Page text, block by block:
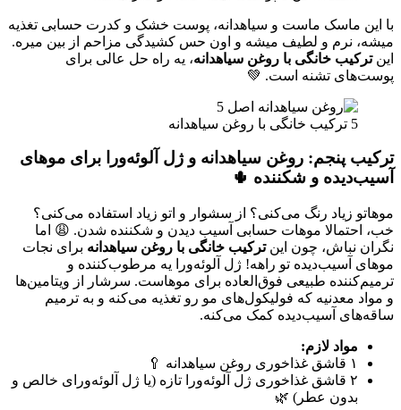
با این ماسک ماست و سیاهدانه، پوست خشک و کدرت حسابی تغذیه
میشه، نرم و لطیف میشه و اون حس کشیدگی مزاحم از بین میره.
اینترکیب خانگی با روغن سیاهدانه، یه راه حل عالی برای
پوست‌های تشنه است. 💚
5 ترکیب خانگی با روغن سیاهدانه
ترکیب پنجم: روغن سیاهدانه و ژل آلوئه‌ورا برای موهای
آسیب‌دیده و شکننده 🌵
موهاتو زیاد رنگ می‌کنی؟ از سشوار و اتو زیاد استفاده می‌کنی؟
خب، احتمالا موهات حسابی آسیب دیدن و شکننده شدن. 😩 اما
نگران نباش، چون اینترکیب خانگی با روغن سیاهدانه برای نجات
موهای آسیب‌دیده تو راهه! ژل آلوئه‌ورا یه مرطوب‌کننده و
ترمیم‌کننده طبیعی فوق‌العاده برای موهاست. سرشار از ویتامین‌ها
و مواد معدنیه که فولیکول‌های مو رو تغذیه می‌کنه و به ترمیم
ساقه‌های آسیب‌دیده کمک می‌کنه.
مواد لازم:
۱ قاشق غذاخوری روغن سیاهدانه 🥄
۲ قاشق غذاخوری ژل آلوئه‌ورا تازه (یا ژل آلوئه‌ورای خالص و
بدون عطر) 🌿